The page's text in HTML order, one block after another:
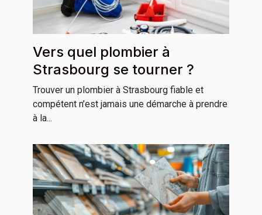
Vers quel plombier à
Strasbourg se tourner ?
Trouver un plombier à Strasbourg fiable et
compétent n’est jamais une démarche à prendre
à la...